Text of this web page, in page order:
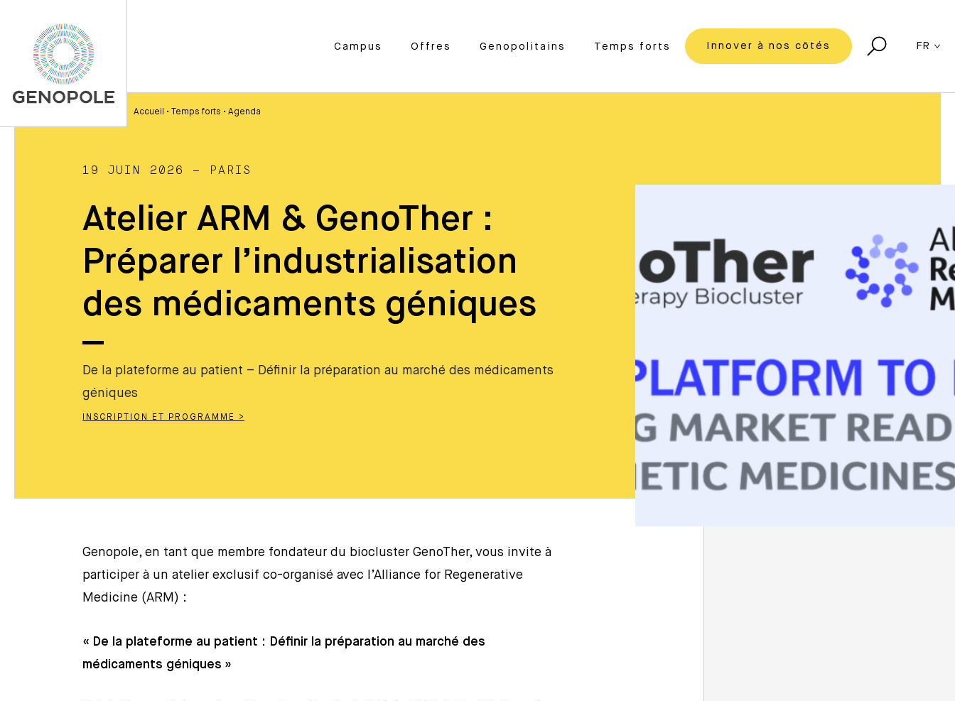
Campus Offres Genopolitains Temps forts Innover à nos côtés FR
Accueil • Temps forts • Agenda
19 JUIN 2026 – PARIS
Atelier ARM & GenoTher :
Préparer l’industrialisation
des médicaments géniques
De la plateforme au patient – Définir la préparation au marché des médicaments
géniques
INSCRIPTION ET PROGRAMME >
Genopole, en tant que membre fondateur du biocluster GenoTher, vous invite à
participer à un atelier exclusif co-organisé avec l’Alliance for Regenerative
Medicine (ARM) :
« De la plateforme au patient : Définir la préparation au marché des
médicaments géniques »